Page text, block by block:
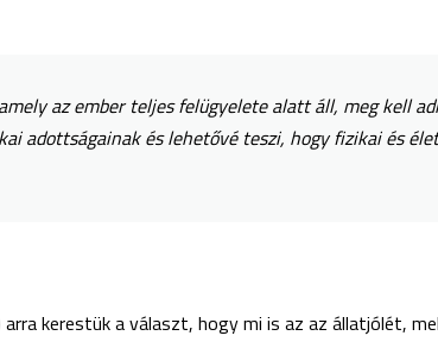
az ember teljes felügyelete alatt áll, meg kell
adottságainak és lehetővé teszi, hogy fizikai és
arra kerestük a választ, hogy mi is az az állatjólét,